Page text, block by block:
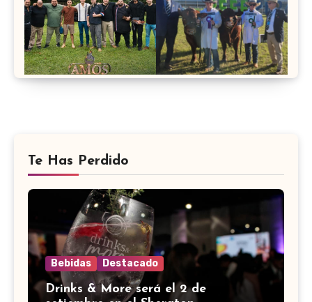
Te Has Perdido
Bebidas Destacado
Drinks & More será el 2 de